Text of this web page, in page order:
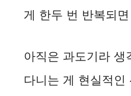
게 한두 번 반복되
아직은 과도기라 생
다니는 게 현실적인